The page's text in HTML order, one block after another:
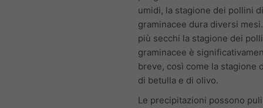
umidi, la stagione dei pollini di
graminacee dura diversi
più secchi la stagione dei
graminacee è
breve, così come la stagione
di betulla e di olivo.
Le precipitazioni possono